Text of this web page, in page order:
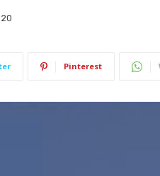
Pinterest